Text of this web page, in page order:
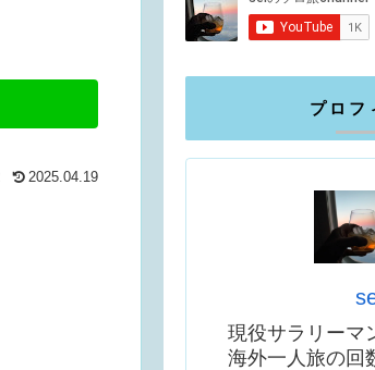
2025.04.19
プロフ
現役サラリーマ
海外一人旅の回